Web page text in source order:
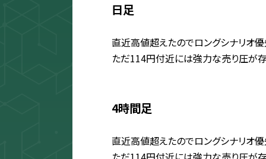
日足
直近高値超えたのでロングシナリオ
ただ114円付近には強力な売り圧が
4時間足
直近高値超えたのでロングシナリオ